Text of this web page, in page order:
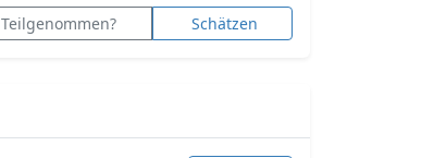
Teilgenommen? Schätzen